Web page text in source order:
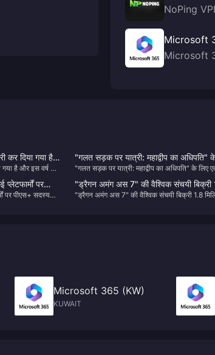
NoPing
Microsoft
Microsoft
कर दिया गया है
गया है और इस वर्ष के
"गलत सड़क पर यात्री: महाद्वीप का
युआन JD.com कार्ड बनाएं
"गलत सड़क पर यात्री: महाद्वीप का अधिपति" के
JD.com कार्ड बनाएं
पर
पर पीएस+ सदस्यता
"ड्रैगन अमंग अस 7" की वैश्विक संचयी
इस आईपी का अंतर्राष्ट्रीयकरण करने की
"ड्रैगन अमंग अस 7" की वैश्विक संचयी बिक्री 1.8
Microsoft 365 (KW)
KUWAIT